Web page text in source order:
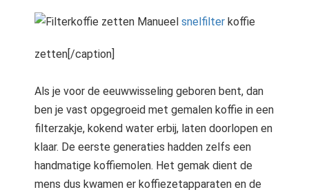
Manueel snelfilter koffie
zetten[/caption]
Als je voor de eeuwwisseling geboren bent, dan
ben je vast opgegroeid met gemalen koffie in een
filterzakje, kokend water erbij, laten doorlopen en
klaar. De eerste generaties hadden zelfs een
handmatige koffiemolen. Het gemak dient de
mens dus kwamen er koffiezetapparaten en de